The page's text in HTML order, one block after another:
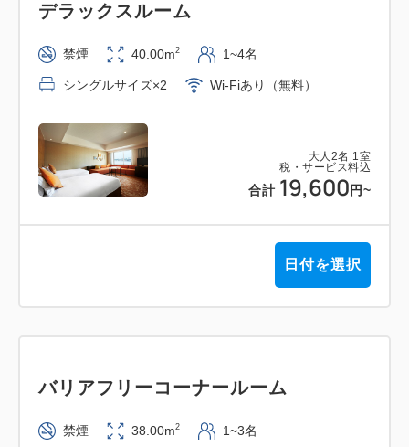
大人 2名 1室
税・サービス料込
合計 19,600 円~
デラックスルーム
禁煙 40.00m2 1~4名
シングルサイズ×2 Wi-Fiあり（無料）
日付を選択
バリアフリーコーナールーム
禁煙 38.00m2 1~3名